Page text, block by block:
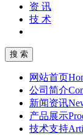
资 讯
技 术
网站首页
公司简介
新闻资讯
产品展示
技术支持